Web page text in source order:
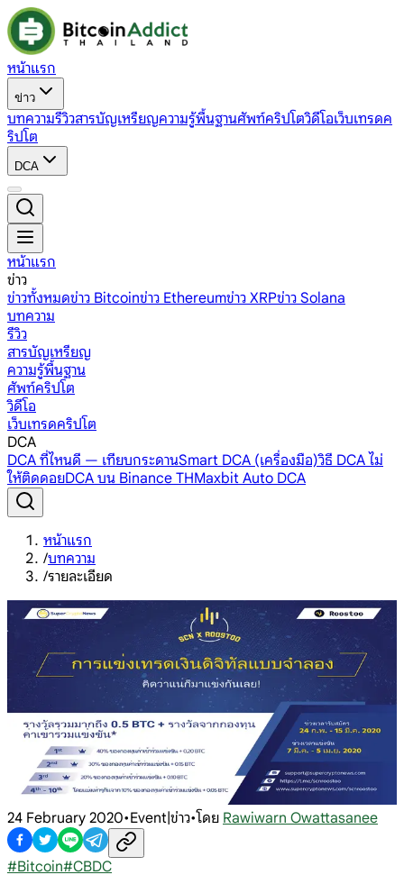
หน้าแรก
ข่าว
บทความรีวิวสารบัญเหรียญความรู้พื้นฐานศัพท์คริปโตวิดีโอเว็บเทรดค
ริปโต
DCA
หน้าแรก
ข่าว
ข่าวทั้งหมดข่าว Bitcoinข่าว Ethereumข่าว XRPข่าว Solana
บทความ
รีวิว
สารบัญเหรียญ
ความรู้พื้นฐาน
ศัพท์คริปโต
วิดีโอ
เว็บเทรดคริปโต
DCA
DCA ที่ไหนดี — เทียบกระดานSmart DCA (เครื่องมือ)วิธี DCA ไม่
ให้ติดดอยDCA บน Binance THMaxbit Auto DCA
หน้าแรก
/บทความ
/รายละเอียด
24 February 2020•Event|ข่าว•โดย Rawiwarn Owattasanee
#Bitcoin#CBDC